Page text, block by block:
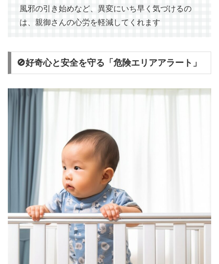
風邪の引き始めなど、異変にいち早く気づけるの
は、親御さんの心労を軽減してくれます
🚫好奇心と安全を守る「危険エリアアラート」